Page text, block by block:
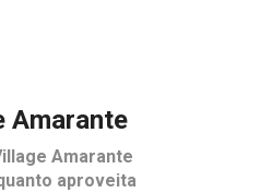
Amarante
Amarante
aproveita